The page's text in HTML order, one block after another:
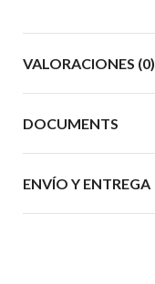
VALORACIONES (0)
DOCUMENTS
ENVÍO Y ENTREGA